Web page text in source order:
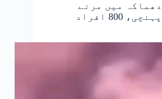
میں مرنے
والوں کی تعداد 18 پہنچی، 800 افراد